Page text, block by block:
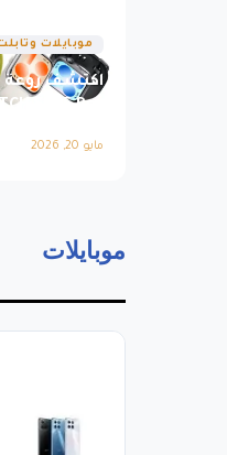
موبايلات
مايو 20, 2026
موبايلات